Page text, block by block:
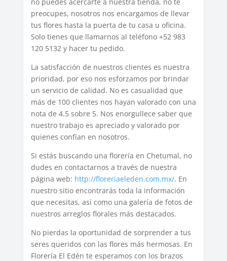
preocupes, nosotros nos encargamos de llevar
tus flores hasta la puerta de tu casa u oficina.
Solo tienes que llamarnos al teléfono +52 983
120 5132 y hacer tu pedido.
La satisfacción de nuestros clientes es nuestra
prioridad, por eso nos esforzamos por brindar
un servicio de calidad. No es casualidad que
más de 100 clientes nos hayan valorado con una
nota de 4.5 sobre 5. Nos enorgullece saber que
nuestro trabajo es apreciado y valorado por
quienes confían en nosotros.
Si estás buscando una florería en Chetumal, no
dudes en contactarnos a través de nuestra
página web: http://floreriaeleden.com.mx/. En
nuestro sitio encontrarás toda la información
que necesitas, así como una galería de fotos de
nuestros arreglos florales más destacados.
No pierdas la oportunidad de sorprender a tus
seres queridos con las flores más hermosas. En
Florería El Edén te esperamos con los brazos